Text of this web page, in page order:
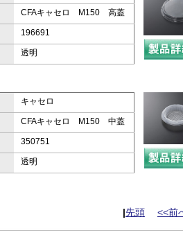
CFAキャセロ M150 高蓋
196691
透明
キャセロ
CFAキャセロ M150 中蓋
350751
透明
|先頭 <<前